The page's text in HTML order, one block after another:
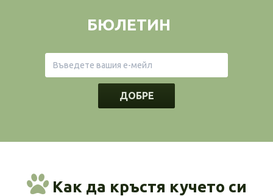
БЮЛЕТИН
ДОБРЕ
Как да кръстя кучето си